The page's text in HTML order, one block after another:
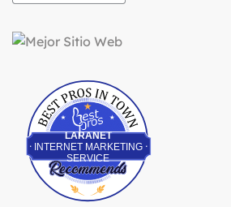
LARANET
INTERNET MARKETING
SERVICE
Best Pros In Town